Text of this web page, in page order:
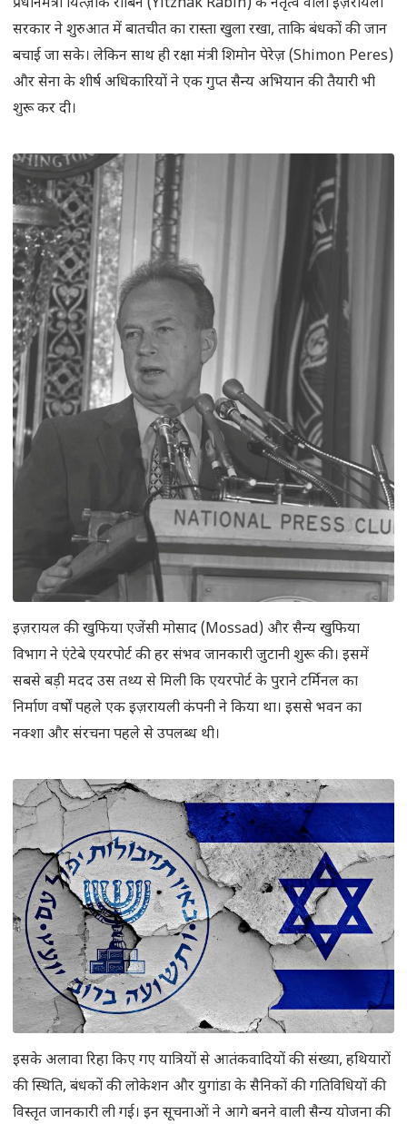
प्रधानमंत्री यित्ज़ाक राबिन (Yitzhak Rabin) के नेतृत्व वाली इज़रायली
सरकार ने शुरुआत में बातचीत का रास्ता खुला रखा, ताकि बंधकों की जान
बचाई जा सके। लेकिन साथ ही रक्षा मंत्री शिमोन पेरेज़ (Shimon Peres)
और सेना के शीर्ष अधिकारियों ने एक गुप्त सैन्य अभियान की तैयारी भी
शुरू कर दी।
इज़रायल की खुफिया एजेंसी मोसाद (Mossad) और सैन्य खुफिया
विभाग ने एंटेबे एयरपोर्ट की हर संभव जानकारी जुटानी शुरू की। इसमें
सबसे बड़ी मदद उस तथ्य से मिली कि एयरपोर्ट के पुराने टर्मिनल का
निर्माण वर्षों पहले एक इज़रायली कंपनी ने किया था। इससे भवन का
नक्शा और संरचना पहले से उपलब्ध थी।
इसके अलावा रिहा किए गए यात्रियों से आतंकवादियों की संख्या, हथियारों
की स्थिति, बंधकों की लोकेशन और युगांडा के सैनिकों की गतिविधियों की
विस्तृत जानकारी ली गई। इन सूचनाओं ने आगे बनने वाली सैन्य योजना की